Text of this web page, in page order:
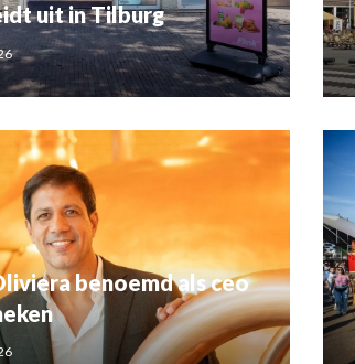
uit in Tilburg
benoemd als ceo